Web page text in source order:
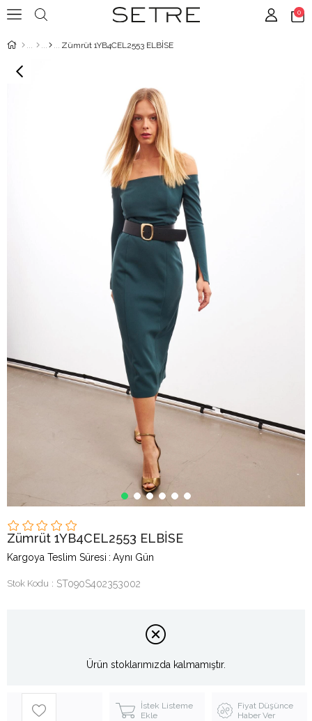
0
Zümrüt 1YB4CEL2553 ELBİSE
Zümrüt 1YB4CEL2553 ELBİSE
Kargoya Teslim Süresi : Aynı Gün
Stok Kodu ST090S402353002
Ürün stoklarımızda kalmamıştır.
İstek Listeme
Ekle
Fiyat Düşünce
Haber Ver